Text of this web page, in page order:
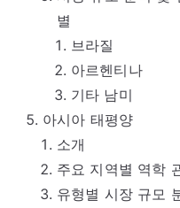
별
브라질
아르헨티나
기타 남미
아시아 태평양
소개
주요 지역별 역학
유형별 시장 규모